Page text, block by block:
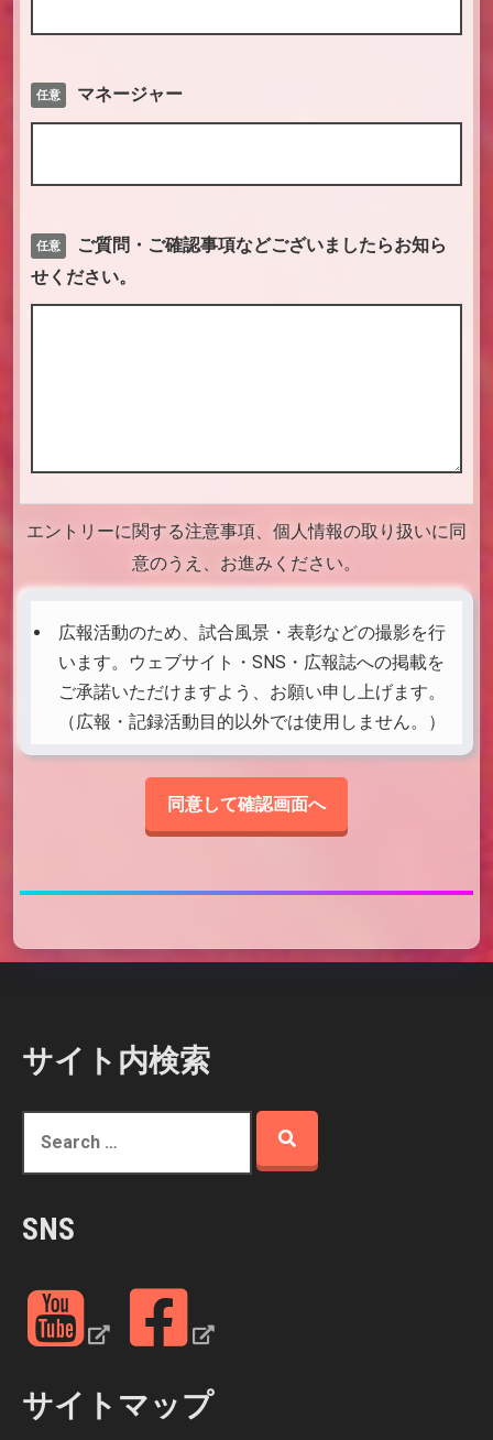
任意 マネージャー
任意
ご質問・ご確認事項などございましたらお知ら
せください。
エントリーに関する注意事項、個人情報の取り扱いに同
意のうえ、お進みください。
広報活動のため、試合風景・表彰などの撮影を行
います。ウェブサイト・SNS・広報誌への掲載を
ご承諾いただけますよう、お願い申し上げます。
（広報・記録活動目的以外では使用しません。）
ご記入いただいた情報は、大会参加条件の適合確
認、お問い合わせ・ご意見への回答、緊急連絡、
同意して確認画面へ
サイト内検索
a
c
r
SNS
Y
o
F
a
b
サイトマップ